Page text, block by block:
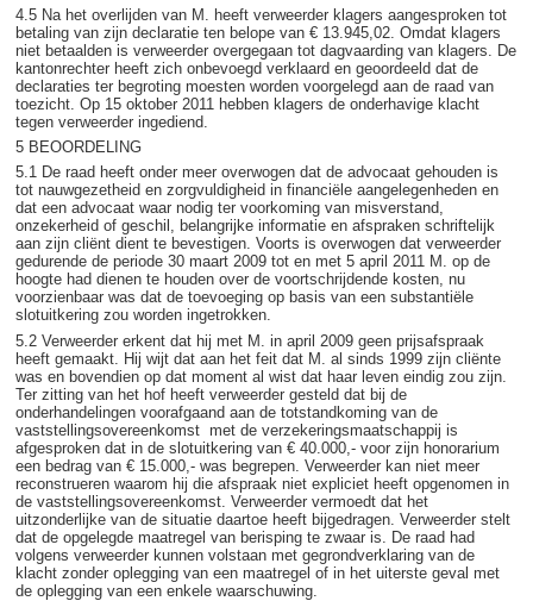
4.5 Na het overlijden van M. heeft verweerder klagers aangesproken tot
betaling van zijn declaratie ten belope van € 13.945,02. Omdat klagers
niet betaalden is verweerder overgegaan tot dagvaarding van klagers. De
kantonrechter heeft zich onbevoegd verklaard en geoordeeld dat de
declaraties ter begroting moesten worden voorgelegd aan de raad van
toezicht. Op 15 oktober 2011 hebben klagers de onderhavige klacht
tegen verweerder ingediend.
5 BEOORDELING
5.1 De raad heeft onder meer overwogen dat de advocaat gehouden is
tot nauwgezetheid en zorgvuldigheid in financiële aangelegenheden en
dat een advocaat waar nodig ter voorkoming van misverstand,
onzekerheid of geschil, belangrijke informatie en afspraken schriftelijk
aan zijn cliënt dient te bevestigen. Voorts is overwogen dat verweerder
gedurende de periode 30 maart 2009 tot en met 5 april 2011 M. op de
hoogte had dienen te houden over de voortschrijdende kosten, nu
voorzienbaar was dat de toevoeging op basis van een substantiële
slotuitkering zou worden ingetrokken.
5.2 Verweerder erkent dat hij met M. in april 2009 geen prijsafspraak
heeft gemaakt. Hij wijt dat aan het feit dat M. al sinds 1999 zijn cliënte
was en bovendien op dat moment al wist dat haar leven eindig zou zijn.
Ter zitting van het hof heeft verweerder gesteld dat bij de
onderhandelingen voorafgaand aan de totstandkoming van de
vaststellingsovereenkomst met de verzekeringsmaatschappij is
afgesproken dat in de slotuitkering van € 40.000,- voor zijn honorarium
een bedrag van € 15.000,- was begrepen. Verweerder kan niet meer
reconstrueren waarom hij die afspraak niet expliciet heeft opgenomen in
de vaststellingsovereenkomst. Verweerder vermoedt dat het
uitzonderlijke van de situatie daartoe heeft bijgedragen. Verweerder stelt
dat de opgelegde maatregel van berisping te zwaar is. De raad had
volgens verweerder kunnen volstaan met gegrondverklaring van de
klacht zonder oplegging van een maatregel of in het uiterste geval met
de oplegging van een enkele waarschuwing.